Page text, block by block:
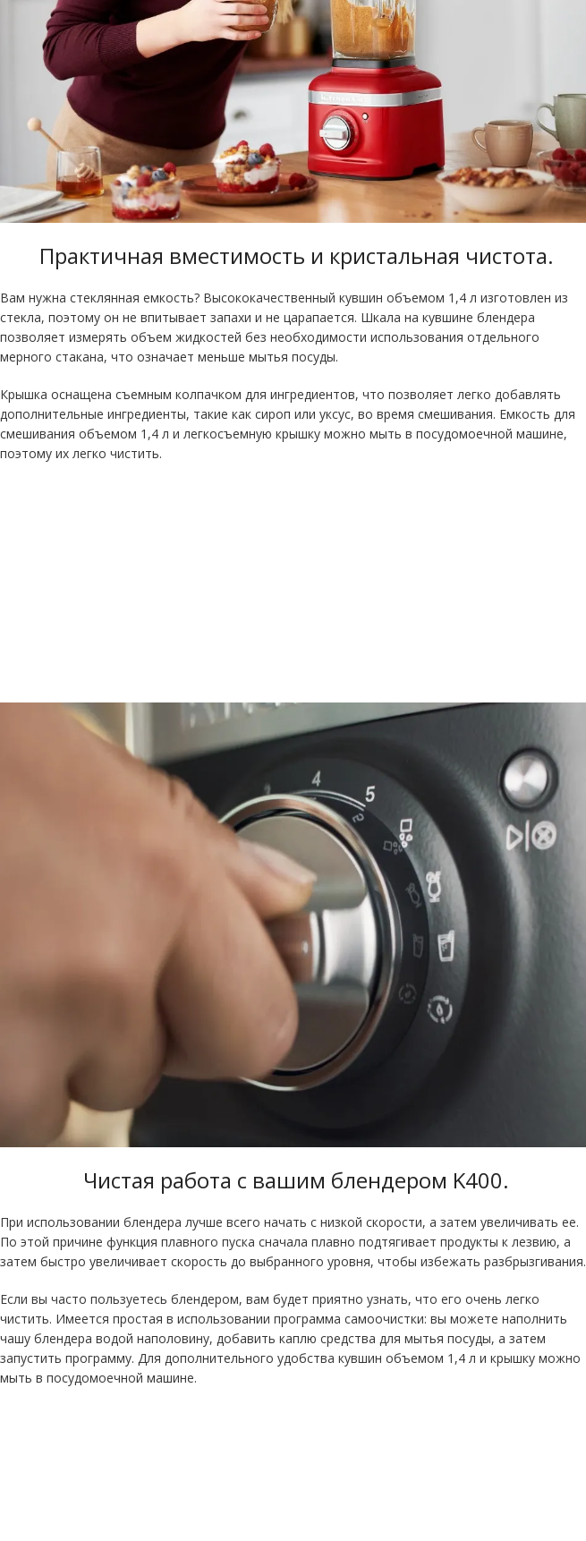
Практичная вместимость и кристальная чистота.
Вам нужна стеклянная емкость? Высококачественный кувшин объемом 1,4 л изготовлен из
стекла, поэтому он не впитывает запахи и не царапается. Шкала на кувшине блендера
позволяет измерять объем жидкостей без необходимости использования отдельного
мерного стакана, что означает меньше мытья посуды.
Крышка оснащена съемным колпачком для ингредиентов, что позволяет легко добавлять
дополнительные ингредиенты, такие как сироп или уксус, во время смешивания. Емкость для
смешивания объемом 1,4 л и легкосъемную крышку можно мыть в посудомоечной машине,
поэтому их легко чистить.
Чистая работа с вашим блендером K400.
При использовании блендера лучше всего начать с низкой скорости, а затем увеличивать ее.
По этой причине функция плавного пуска сначала плавно подтягивает продукты к лезвию, а
затем быстро увеличивает скорость до выбранного уровня, чтобы избежать разбрызгивания.
Если вы часто пользуетесь блендером, вам будет приятно узнать, что его очень легко
чистить. Имеется простая в использовании программа самоочистки: вы можете наполнить
чашу блендера водой наполовину, добавить каплю средства для мытья посуды, а затем
запустить программу. Для дополнительного удобства кувшин объемом 1,4 л и крышку можно
мыть в посудомоечной машине.